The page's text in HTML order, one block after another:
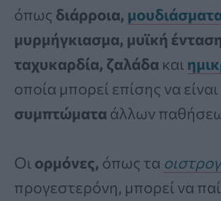
όπως διάρροια,
μυρμήγκιασμα, μυϊκή
ταχυκαρδία, ζαλάδα και
οποία μπορεί επίσης να είναι
συμπτώματα άλλων
Οι ορμόνες, όπως τα
προγεστερόνη, μπορεί να